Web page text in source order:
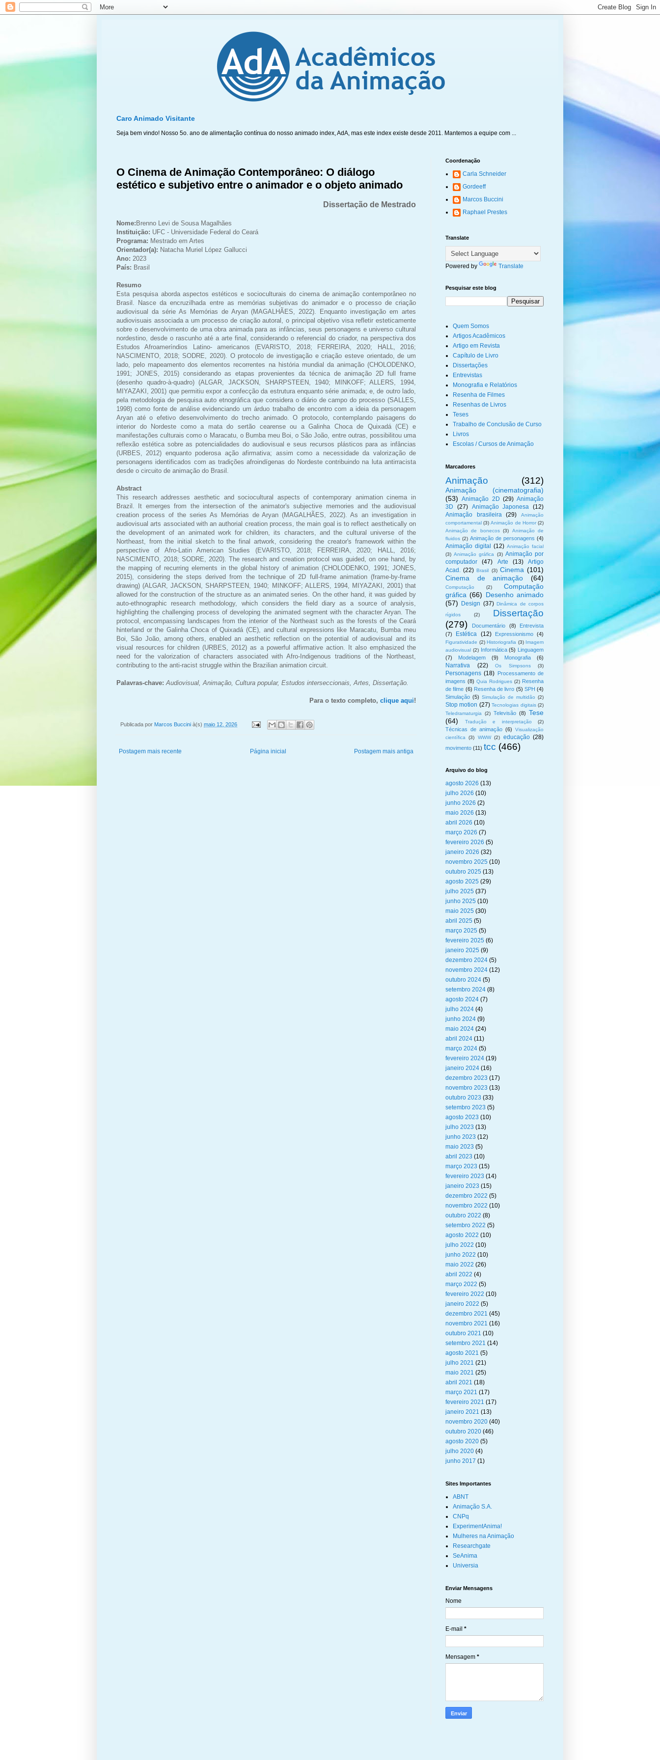
Caro Animado Visitante
Seja bem vindo! Nosso 5o. ano de alimentação contínua do nosso animado index, AdA, mas este index existe desde 2011. Mantemos a equipe com ...
O Cinema de Animação Contemporâneo: O diálogo
estético e subjetivo entre o animador e o objeto animado
Dissertação de Mestrado
Nome:Brenno Levi de Sousa Magalhães
Instituição: UFC - Universidade Federal do Ceará
Programa: Mestrado em Artes
Orientador(a): Natacha Muriel López Gallucci
Ano: 2023
País: Brasil
Resumo
Esta pesquisa aborda aspectos estéticos e socioculturais do cinema de animação contemporâneo no
Brasil. Nasce da encruzilhada entre as memórias subjetivas do animador e o processo de criação
audiovisual da série As Memórias de Aryan (MAGALHÃES, 2022). Enquanto investigação em artes
audiovisuais associada a um processo de criação autoral, o principal objetivo visa refletir esteticamente
sobre o desenvolvimento de uma obra animada para as infâncias, seus personagens e universo cultural
nordestino, desde o rascunho até a arte final, considerando o referencial do criador, na perspectiva dos
Estudos Afroameríndios Latino- americanos (EVARISTO, 2018; FERREIRA, 2020; HALL, 2016;
NASCIMENTO, 2018; SODRE, 2020). O protocolo de investigação e criação esteve orientado, de um
lado, pelo mapeamento dos elementos recorrentes na história mundial da animação (CHOLODENKO,
1991; JONES, 2015) considerando as etapas provenientes da técnica de animação 2D full frame
(desenho quadro-à-quadro) (ALGAR, JACKSON, SHARPSTEEN, 1940; MINKOFF; ALLERS, 1994,
MIYAZAKI, 2001) que permitiu expor a confecção da estrutura enquanto série animada; e, de outro lado,
pela metodologia de pesquisa auto etnográfica que considera o diário de campo do processo (SALLES,
1998) como fonte de análise evidenciando um árduo trabalho de encontro com a ideia da personagem
Aryan até o efetivo desenvolvimento do trecho animado. O protocolo, contemplando paisagens do
interior do Nordeste como a mata do sertão cearense ou a Galinha Choca de Quixadá (CE) e
manifestações culturais como o Maracatu, o Bumba meu Boi, o São João, entre outras, possibilitou uma
reflexão estética sobre as potencialidades do audiovisual e seus recursos plásticos para as infâncias
(URBES, 2012) enquanto poderosa ação afirmativa; assim como a necessidade da valorização de
personagens identificados com as tradições afroindígenas do Nordeste contribuindo na luta antirracista
desde o circuito de animação do Brasil.
Abstract
This research addresses aesthetic and sociocultural aspects of contemporary animation cinema in
Brazil. It emerges from the intersection of the animator's subjective memories and the audiovisual
creation process of the series As Memórias de Aryan (MAGALHÃES, 2022). As an investigation in
audiovisual arts associated with an authorial creation process, the main goal is to reflect aesthetically on
the development of an animated work for children, its characters, and the cultural universe of the
Northeast, from the initial sketch to the final artwork, considering the creator's framework within the
perspective of Afro-Latin American Studies (EVARISTO, 2018; FERREIRA, 2020; HALL, 2016;
NASCIMENTO, 2018; SODRE, 2020). The research and creation protocol was guided, on one hand, by
the mapping of recurring elements in the global history of animation (CHOLODENKO, 1991; JONES,
2015), considering the steps derived from the technique of 2D full-frame animation (frame-by-frame
drawing) (ALGAR, JACKSON, SHARPSTEEN, 1940; MINKOFF; ALLERS, 1994, MIYAZAKI, 2001) that
allowed for the construction of the structure as an animated series. On the other hand, it was guided by
auto-ethnographic research methodology, which considers the field diary as a source of analysis,
highlighting the challenging process of developing the animated segment with the character Aryan. The
protocol, encompassing landscapes from the interior of the Northeast such as the forests of the Ceará
hinterland or the Galinha Choca of Quixadá (CE), and cultural expressions like Maracatu, Bumba meu
Boi, São João, among others, enabled an aesthetic reflection on the potential of audiovisual and its
visual resources for children (URBES, 2012) as a powerful affirmative action. It also emphasized the
need for the valorization of characters associated with Afro-Indigenous traditions of the Northeast,
contributing to the anti-racist struggle within the Brazilian animation circuit.
Palavras-chave: Audiovisual, Animação, Cultura popular, Estudos interseccionais, Artes, Dissertação.
Para o texto completo, clique aqui!
Publicada por Marcos Buccini à(s) maio 12, 2026
Postagem mais recente Postagem mais antiga
Página inicial
Coordenação
Carla Schneider
Gordeeff
Marcos Buccini
Raphael Prestes
Translate
Powered by Translate
Pesquisar este blog
Quem Somos
Artigos Acadêmicos
Artigo em Revista
Capítulo de Livro
Dissertações
Entrevistas
Monografia e Relatórios
Resenha de Filmes
Resenhas de Livros
Teses
Trabalho de Conclusão de Curso
Livros
Escolas / Cursos de Animação
Marcadores
Animação (312)
Animação (cinematografia)
(53) Animação 2D (29) Animação
3D
(27) Animação Japonesa (12)
Animação brasileira
(29)
Animação
comportamental (3) Animação de Horror (2)
Animação de bonecos (3)
Animação de
fluidos (2) Animação de personagens (4)
Animação digital (12) Animação facial
(3) Animação gráfica (3) Animação por
computador
(47) Arte (13)
Artigo
Acad. (22) Brasil (3) Cinema (101)
Cinema de animação
(64)
Computação (2)
Computação
gráfica (66) Desenho animado
(57)
Design (37) Dinâmica de corpos
rígidos
(2)
Dissertação
(279)
Documentário (8)
Entrevista
(7)
Estética (12) Expressionismo (4)
Figuratividade (2) Historiografia (3) Imagem
audiovisual (2) Informática (5) Linguagem
(7)
Modelagem (9) Monografia (6)
Narrativa (22) Os Simpsons (3)
Personagens (18) Processamento de
imagens (8) Quia Rodrigues (2) Resenha
de filme (6) Resenha de livro (5) SPH (4)
Simulação (5) Simulação de multidão (2)
Stop motion (27) Tecnologias digitais (2)
Teledramaturgia
(2) Televisão (8) Tese
(64)
Tradução e interpretação (2)
Técnicas de animação (6)
Visualização
científica
(3) WWW (2) educação (28)
movimento (11) tcc (466)
Arquivo do blog
agosto 2026 (13)
julho 2026 (10)
junho 2026 (2)
maio 2026 (13)
abril 2026 (10)
março 2026 (7)
fevereiro 2026 (5)
janeiro 2026 (32)
novembro 2025 (10)
outubro 2025 (13)
agosto 2025 (29)
julho 2025 (37)
junho 2025 (10)
maio 2025 (30)
abril 2025 (5)
março 2025 (5)
fevereiro 2025 (6)
janeiro 2025 (9)
dezembro 2024 (5)
novembro 2024 (12)
outubro 2024 (5)
setembro 2024 (8)
agosto 2024 (7)
julho 2024 (4)
junho 2024 (9)
maio 2024 (24)
abril 2024 (11)
março 2024 (5)
fevereiro 2024 (19)
janeiro 2024 (16)
dezembro 2023 (17)
novembro 2023 (13)
outubro 2023 (33)
setembro 2023 (5)
agosto 2023 (10)
julho 2023 (13)
junho 2023 (12)
maio 2023 (5)
abril 2023 (10)
março 2023 (15)
fevereiro 2023 (14)
janeiro 2023 (15)
dezembro 2022 (5)
novembro 2022 (10)
outubro 2022 (8)
setembro 2022 (5)
agosto 2022 (10)
julho 2022 (10)
junho 2022 (10)
maio 2022 (26)
abril 2022 (4)
março 2022 (5)
fevereiro 2022 (10)
janeiro 2022 (5)
dezembro 2021 (45)
novembro 2021 (16)
outubro 2021 (10)
setembro 2021 (14)
agosto 2021 (5)
julho 2021 (21)
maio 2021 (25)
abril 2021 (18)
março 2021 (17)
fevereiro 2021 (17)
janeiro 2021 (13)
novembro 2020 (40)
outubro 2020 (46)
agosto 2020 (5)
julho 2020 (4)
junho 2017 (1)
Sites Importantes
ABNT
Animação S.A.
CNPq
ExperimentAnima!
Mulheres na Animação
Researchgate
SeAnima
Universia
Enviar Mensagens
Nome
E-mail *
Mensagem *